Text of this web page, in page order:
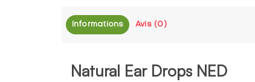
Informations Avis (0)
Natural Ear Drops NED